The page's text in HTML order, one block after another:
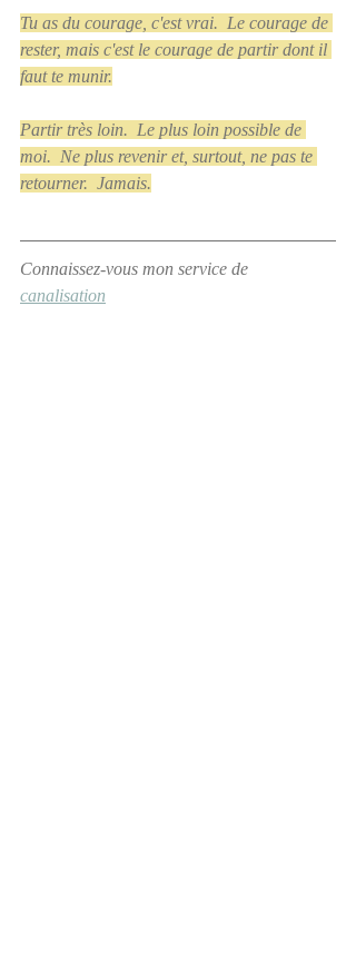
Tu as du courage, c'est vrai.  Le courage de
rester, mais c'est le courage de partir dont il
faut te munir.
Partir très loin.  Le plus loin possible de
moi.  Ne plus revenir et, surtout, ne pas te
retourner.  Jamais.
Connaissez-vous mon service de
canalisation